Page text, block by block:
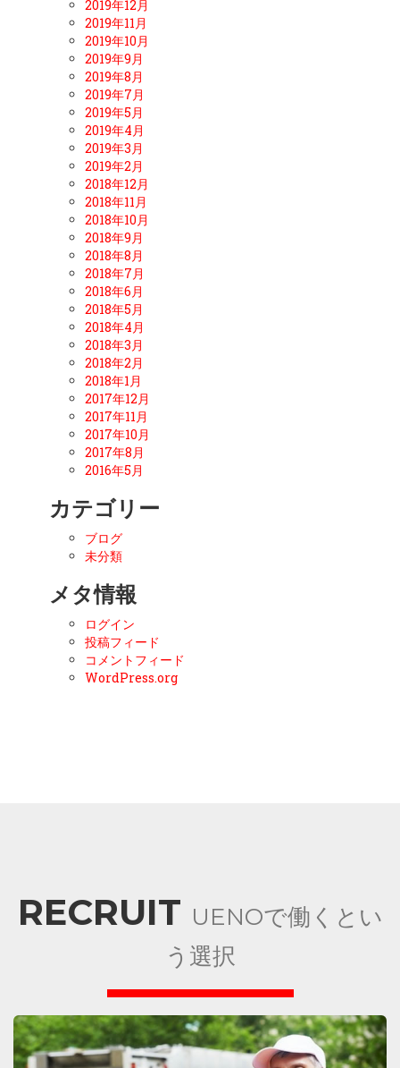
2019年12月
2019年11月
2019年10月
2019年9月
2019年8月
2019年7月
2019年5月
2019年4月
2019年3月
2019年2月
2018年12月
2018年11月
2018年10月
2018年9月
2018年8月
2018年7月
2018年6月
2018年5月
2018年4月
2018年3月
2018年2月
2018年1月
2017年12月
2017年11月
2017年10月
2017年8月
2016年5月
カテゴリー
ブログ
未分類
メタ情報
ログイン
投稿フィード
コメントフィード
WordPress.org
RECRUIT UENOで働くとい
う選択